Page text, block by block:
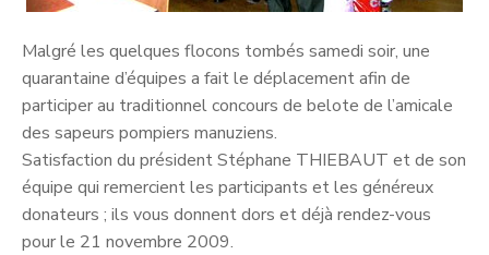
Malgré les quelques flocons tombés samedi soir, une
quarantaine d’équipes a fait le déplacement afin de
participer au traditionnel concours de belote de l’amicale
des sapeurs pompiers manuziens.
Satisfaction du président Stéphane THIEBAUT et de son
équipe qui remercient les participants et les généreux
donateurs ; ils vous donnent dors et déjà rendez-vous
pour le 21 novembre 2009.